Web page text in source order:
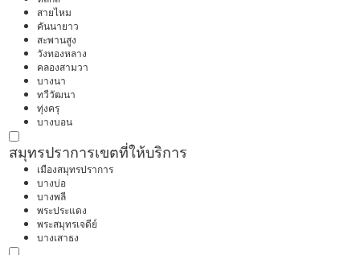
สายไหม
คันนายาว
สะพานสูง
วังทองหลาง
คลองสามวา
บางนา
ทวีวัฒนา
ทุ่งครุ
บางบอน
สมุทรปราการเขตที่ให้บริการ
เมืองสมุทรปราการ
บางบ่อ
บางพลี
พระประแดง
พระสมุทรเจดีย์
บางเสาธง